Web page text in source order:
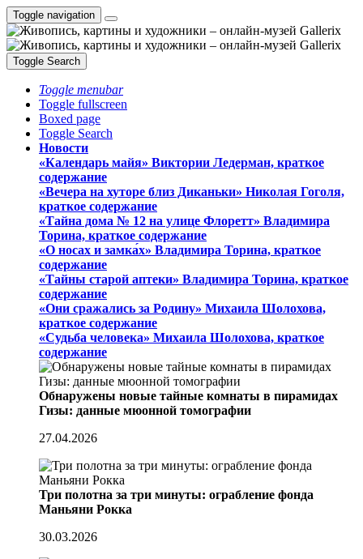
Toggle navigation
Toggle Search
Toggle menubar
Toggle fullscreen
Boxed page
Toggle Search
Новости
«Календарь майя» Виктории Ледерман, краткое
содержание
«Вечера на хуторе близ Диканьки» Николая Гоголя,
краткое содержание
«Тайна дома № 12 на улице Флоретт» Владимира
Торина, краткое содержание
«О носах и замка́х» Владимира Торина, краткое
содержание
«Тайны старой аптеки» Владимира Торина, краткое
содержание
«Они сражались за Родину» Михаила Шолохова,
краткое содержание
«Судьба человека» Михаила Шолохова, краткое
содержание
Обнаружены новые тайные комнаты в пирамидах
Гизы: данные мюонной томографии
27.04.2026
Три полотна за три минуты: ограбление фонда
Маньяни Рокка
30.03.2026